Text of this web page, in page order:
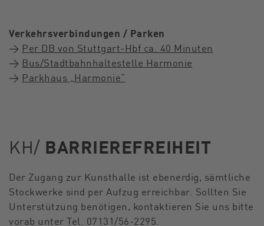
Verkehrsverbindungen / Parken
→ Per DB von Stuttgart-Hbf ca. 40 Minuten
→ Bus/Stadtbahnhaltestelle Harmonie
→ Parkhaus „Harmonie“
KH/ BARRIEREFREIHEIT
Der Zugang zur Kunsthalle ist ebenerdig, sämtliche
Stockwerke sind per Aufzug erreichbar. Sollten Sie
Unterstützung benötigen, kontaktieren Sie uns bitte
vorab unter Tel. 07131/56-2295.